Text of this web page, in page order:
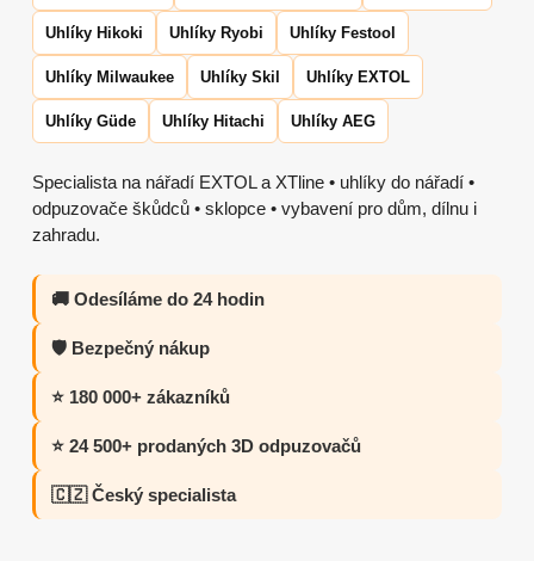
Uhlíky Hikoki Uhlíky Ryobi Uhlíky Festool
Uhlíky Milwaukee Uhlíky Skil Uhlíky EXTOL
Uhlíky Güde Uhlíky Hitachi Uhlíky AEG
Specialista na nářadí EXTOL a XTline • uhlíky do nářadí •
odpuzovače škůdců • sklopce • vybavení pro dům, dílnu i
zahradu.
🚚 Odesíláme do 24 hodin
🛡️ Bezpečný nákup
⭐ 180 000+ zákazníků
⭐ 24 500+ prodaných 3D odpuzovačů
🇨🇿 Český specialista